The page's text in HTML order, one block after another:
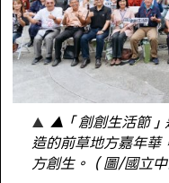
▲「創創生活節」
造的前草地方嘉年華
方創生。（圖/國立